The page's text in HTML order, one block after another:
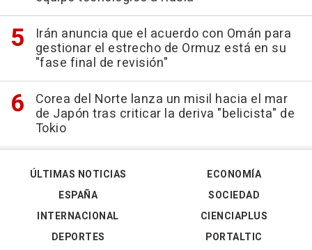
Irán anuncia que el acuerdo con Omán para
gestionar el estrecho de Ormuz está en su
"fase final de revisión"
Corea del Norte lanza un misil hacia el mar
de Japón tras criticar la deriva "belicista" de
Tokio
ÚLTIMAS NOTICIAS
ESPAÑA
INTERNACIONAL
DEPORTES
ECONOMÍA
SOCIEDAD
CIENCIAPLUS
PORTALTIC